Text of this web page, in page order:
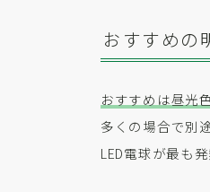
おすすめの
おすすめは昼光
多くの場合で別
LED電球が最も